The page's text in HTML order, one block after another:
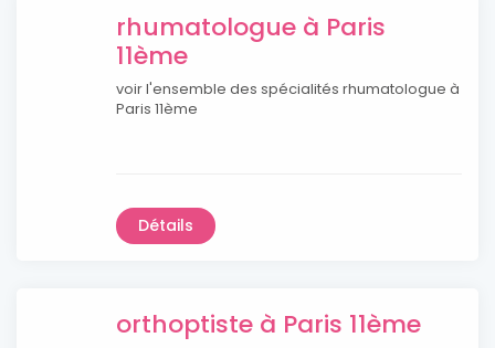
rhumatologue à Paris
11ème
voir l'ensemble des spécialités rhumatologue à
Paris 11ème
Détails
orthoptiste à Paris 11ème